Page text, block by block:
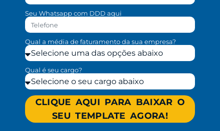
Seu Whatsapp com DDD aqui
Qual a média de faturamento da sua empresa?
Qual é seu cargo?
CLIQUE AQUI PARA BAIXAR O
SEU TEMPLATE AGORA!